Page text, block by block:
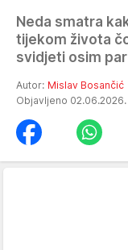
Neda smatra
tijekom života
svidjeti osim
Autor: Mislav Bosančić
Objavljeno 02.06.2026.